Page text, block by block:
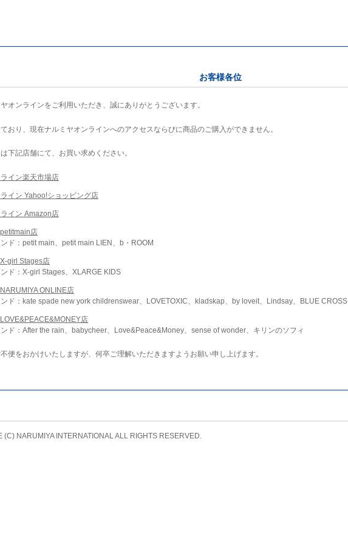
お客様各位
オンラインをご利用いただき、誠にありがとうございます。
おり、現在ナルミヤオンラインへのアクセスならびに商品のご購入ができません。
下記店舗にて、お買い求めください。
イン楽天市場店
イン Yahoo!ショッピング店
イン Amazon店
店
ド：petit main、petit main LIEN、b・ROOM
girl Stages店
ド：X-girl Stages、XLARGE KIDS
ONLINE店
ド：kate spade new york childrenswear、LOVETOXIC、kladskap、by loveit、Lindsay、BLUE CROSS
店
ド：After the rain、babycheer、Love&Peace&Money、sense of wonder、キリンのソフィ
便をおかけいたしますが、何卒ご理解いただきますようお願い申し上げます。